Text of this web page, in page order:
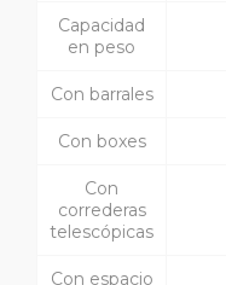
Capacidad
en peso
Con barrales
Con boxes
Con
correderas
telescópicas
Con espacio